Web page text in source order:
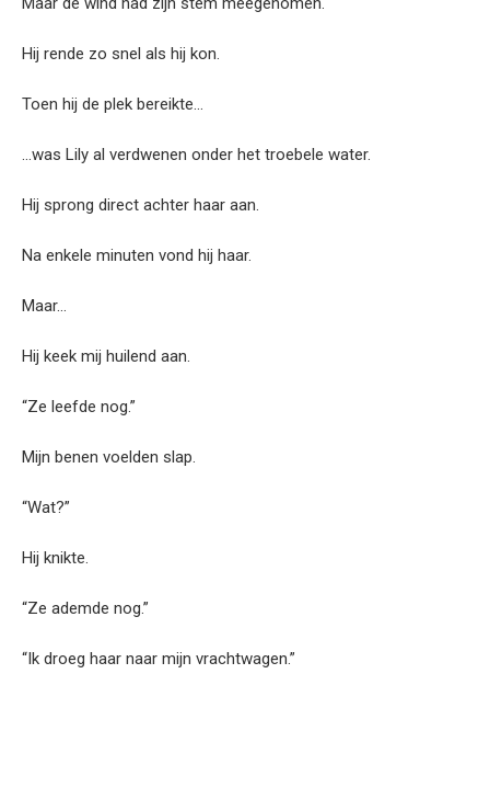
Hij rende zo snel als hij kon.
Toen hij de plek bereikte…
…was Lily al verdwenen onder het troebele water.
Hij sprong direct achter haar aan.
Na enkele minuten vond hij haar.
Maar…
Hij keek mij huilend aan.
“Ze leefde nog.”
Mijn benen voelden slap.
“Wat?”
Hij knikte.
“Ze ademde nog.”
“Ik droeg haar naar mijn vrachtwagen.”